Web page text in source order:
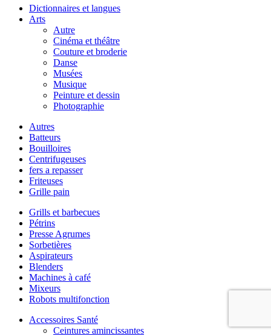
Dictionnaires et langues
Arts
Autre
Cinéma et théâtre
Couture et broderie
Danse
Musées
Musique
Peinture et dessin
Photographie
Autres
Batteurs
Bouilloires
Centrifugeuses
fers a repasser
Friteuses
Grille pain
Grills et barbecues
Pétrins
Presse Agrumes
Sorbetières
Aspirateurs
Blenders
Machines à café
Mixeurs
Robots multifonction
Accessoires Santé
Ceintures amincissantes